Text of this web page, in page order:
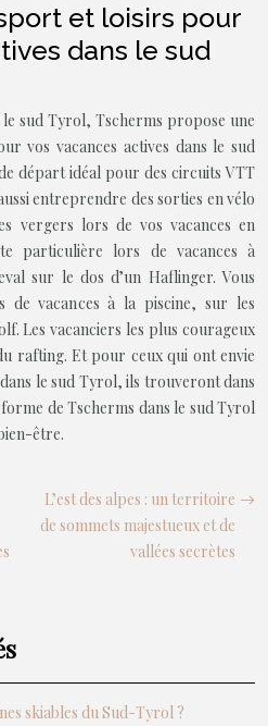
et loisirs pour
dans le sud
sud Tyrol, Tscherms propose une
vos vacances actives dans le sud
départ idéal pour des circuits VTT
entreprendre des sorties en vélo
vergers lors de vos vacances en
particulière lors de vacances à
sur le dos d’un Haflinger. Vous
de vacances à la piscine, sur les
Les vacanciers les plus courageux
rafting. Et pour ceux qui ont envie
le sud Tyrol, ils trouveront dans
de Tscherms dans le sud Tyrol
être.
L’est des alpes : un territoire
de sommets majestueux et de
vallées secrètes
skiables du Sud-Tyrol ?